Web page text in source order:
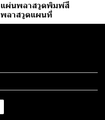
แผ่นพลาสวูดพิมพ์สี
พลาสวูดแผนที่